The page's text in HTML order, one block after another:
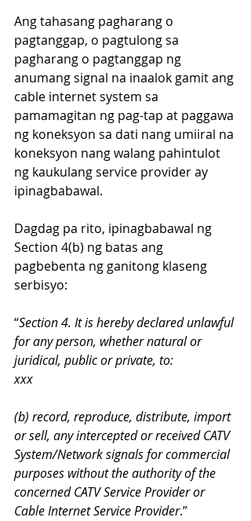
Ang tahasang pagharang o
pagtanggap, o pagtulong sa
pagharang o pagtanggap ng
anumang signal na inaalok gamit ang
cable internet system sa
pamamagitan ng pag-tap at paggawa
ng koneksyon sa dati nang umiiral na
koneksyon nang walang pahintulot
ng kaukulang service provider ay
ipinagbabawal.
Dagdag pa rito, ipinagbabawal ng
Section 4(b) ng batas ang
pagbebenta ng ganitong klaseng
serbisyo:
“Section 4. It is hereby declared unlawful
for any person, whether natural or
juridical, public or private, to:
xxx
(b) record, reproduce, distribute, import
or sell, any intercepted or received CATV
System/Network signals for commercial
purposes without the authority of the
concerned CATV Service Provider or
Cable Internet Service Provider.”